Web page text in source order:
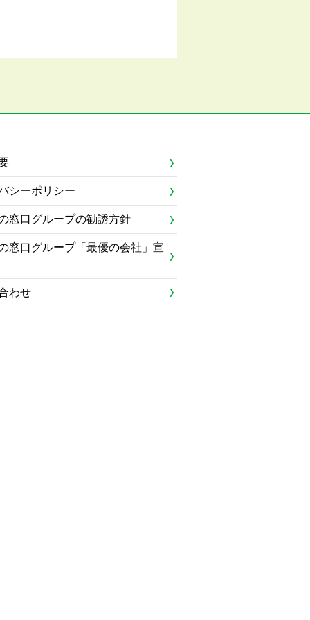
シーポリシー
窓口グループの勧誘方針
窓口グループ「最優の会社」宣
わせ